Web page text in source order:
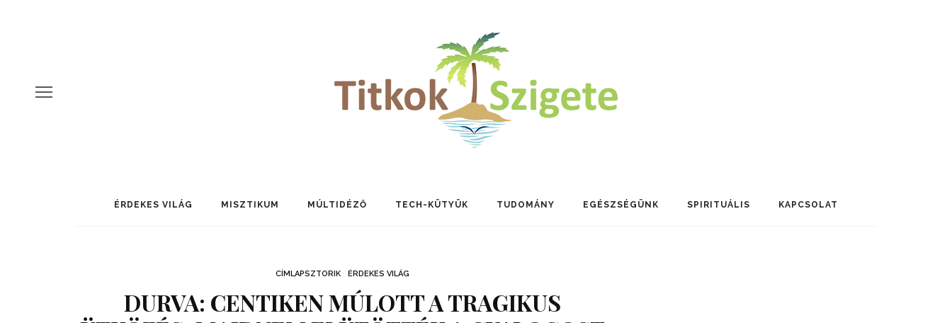
ÉRDEKES VILÁG MISZTIKUM MÚLTIDÉZŐ TECH-KÜTYÜK TUDOMÁNY EGÉSZSÉGÜNK SPIRITUÁLIS KAPCSOLAT
CÍMLAPSZTORIK ÉRDEKES VILÁG
DURVA: CENTIKEN MÚLOTT A TRAGIKUS